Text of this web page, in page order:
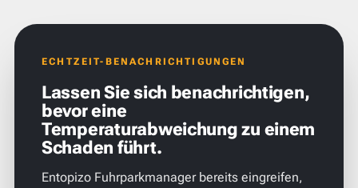
ECHTZEIT-BENACHRICHTIGUNGEN
Lassen Sie sich benachrichtigen,
bevor eine
Temperaturabweichung zu einem
Schaden führt.
Entopizo Fuhrparkmanager bereits eingreifen,